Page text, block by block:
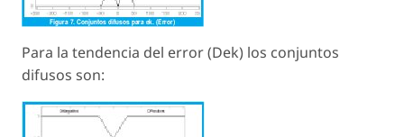
Para la tendencia del error (Dek) los conjuntos
difusos son: